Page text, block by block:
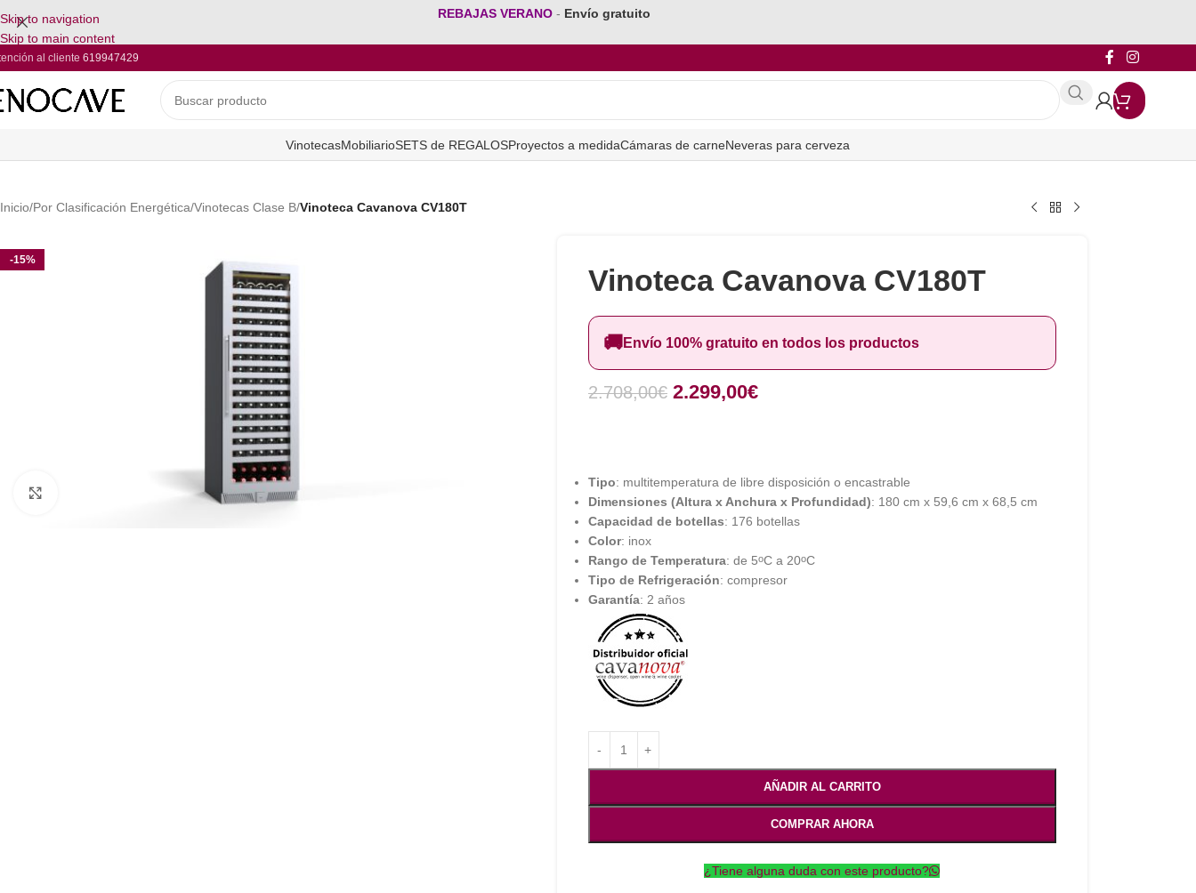
Skip to navigation
Skip to main content
REBAJAS VERANO - Envío gratuito
al cliente 619947429
VinotecasMobiliarioSETS de REGALOSProyectos a medidaCámaras de carneNeveras para cerveza
Inicio/Por Clasificación Energética/Vinotecas Clase B/Vinoteca Cavanova CV180T
-15%
Vinoteca Cavanova CV180T
🚚Envío 100% gratuito en todos los productos
2.708,00€ 2.299,00€
Tipo: multitemperatura de libre disposición o encastrable
Dimensiones (Altura x Anchura x Profundidad): 180 cm x 59,6 cm x 68,5 cm
Capacidad de botellas: 176 botellas
Color: inox
Rango de Temperatura: de 5oC a 20oC
Tipo de Refrigeración: compresor
Garantía: 2 años
AÑADIR AL CARRITO
COMPRAR AHORA
¿Tiene alguna duda con este producto?